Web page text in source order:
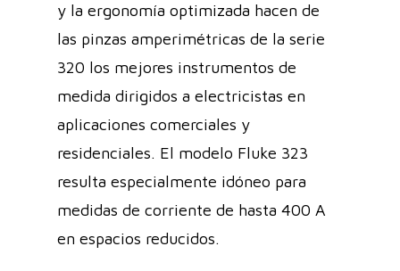
y la ergonomía optimizada hacen de
las pinzas amperimétricas de la serie
320 los mejores instrumentos de
medida dirigidos a electricistas en
aplicaciones comerciales y
residenciales. El modelo Fluke 323
resulta especialmente idóneo para
medidas de corriente de hasta 400 A
en espacios reducidos.